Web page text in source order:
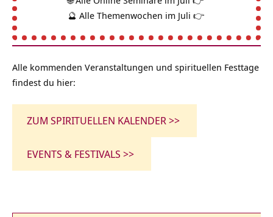
🔮 Alle Themenwochen im Juli 👉
Alle kommenden Veranstaltungen und spirituellen Festtage
findest du hier:
ZUM SPIRITUELLEN KALENDER >>
EVENTS & FESTIVALS >>